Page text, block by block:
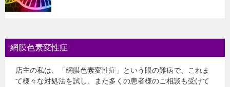
網膜色素変性症
店主の私は、「網膜色素変性症」という眼の難病で、これま
て様々な対処法を試し、また多くの患者様のご相談も受けて